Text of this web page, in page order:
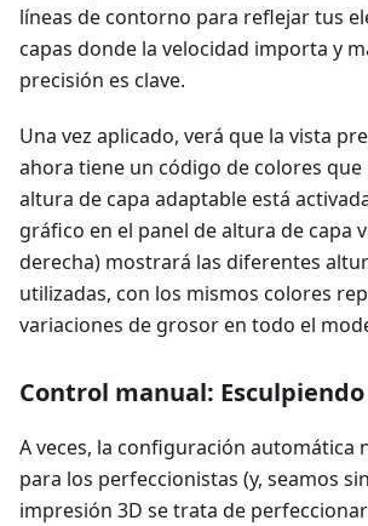
líneas de contorno para reflejar tus
capas donde la velocidad importa y
precisión es clave.
Una vez aplicado, verá que la vista
ahora tiene un código de colores que
altura de capa adaptable está
gráfico en el panel de altura de capa
derecha) mostrará las diferentes
utilizadas, con los mismos colores
variaciones de grosor en todo el
Control manual:
A veces, la configuración automática
para los perfeccionistas (y, seamos
impresión 3D se trata de